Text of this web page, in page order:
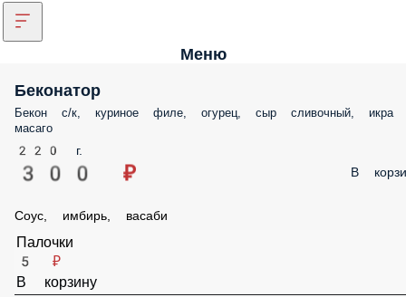
Меню
Беконатор
Бекон с/к, куриное филе, огурец, сыр сливочный, икра
масаго
220 г.
300 ₽ В
Соус, имбирь, васаби
Палочки
5 ₽
В корзину